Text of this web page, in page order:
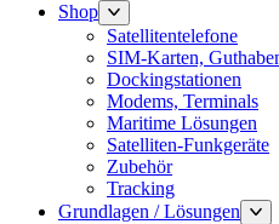
Shop
Satellitentelefone
SIM-Karten,
Dockingstationen
Modems, Terminals
Maritime Lösungen
Satelliten-Funkgeräte
Zubehör
Tracking
Grundlagen / Lösungen